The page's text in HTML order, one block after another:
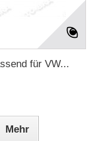
für VW...
Mehr